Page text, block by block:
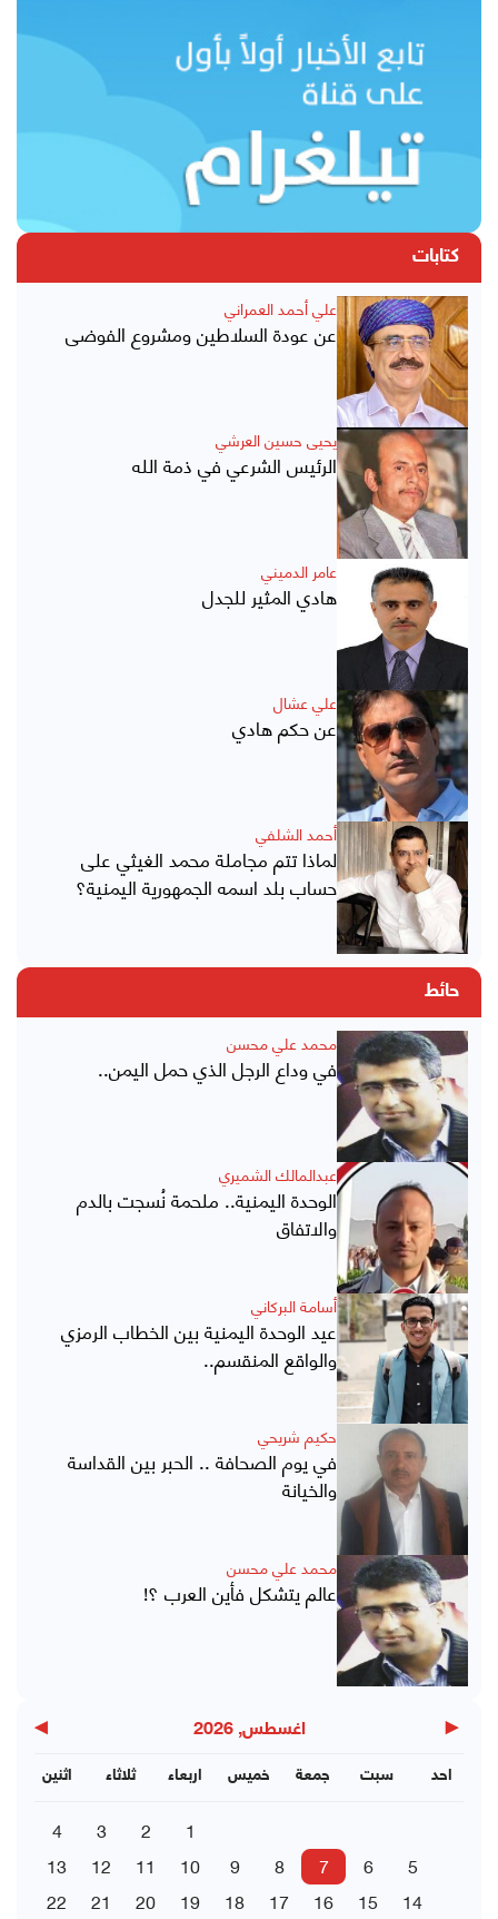
كتابات
علي أحمد العمراني
عن عودة السلاطين ومشروع الفوضى
يحيى حسين العرشي
الرئيس الشرعي في ذمة الله
عامر الدميني
هادي المثير للجدل
علي عشال
عن حكم هادي
أحمد الشلفي
لماذا تتم مجاملة محمد الغيثي على
حساب بلد اسمه الجمهورية اليمنية؟
حائط
محمد علي محسن
في وداع الرجل الذي حمل اليمن..
عبدالمالك الشميري
الوحدة اليمنية.. ملحمة نُسجت بالدم
والاتفاق
أسامة البركاني
عيد الوحدة اليمنية بين الخطاب الرمزي
والواقع المنقسم..
حكيم شريحي
في يوم الصحافة .. الحبر بين القداسة
والخيانة
محمد علي محسن
عالم يتشكل فأين العرب ؟!
◀ اغسطس, 2026 ▶
اثنين ثلاثاء اربعاء خميس جمعة سبت احد
1
2
3
4
5
6
7
8
9
10
11
12
13
14
15
16
17
18
19
20
21
22